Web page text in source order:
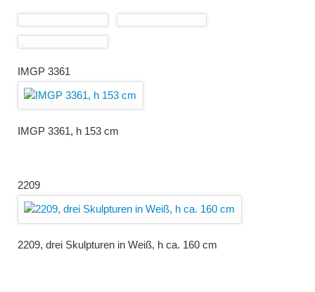
IMGP 3361
IMGP 3361, h 153 cm
2209
2209, drei Skulpturen in Weiß, h ca. 160 cm